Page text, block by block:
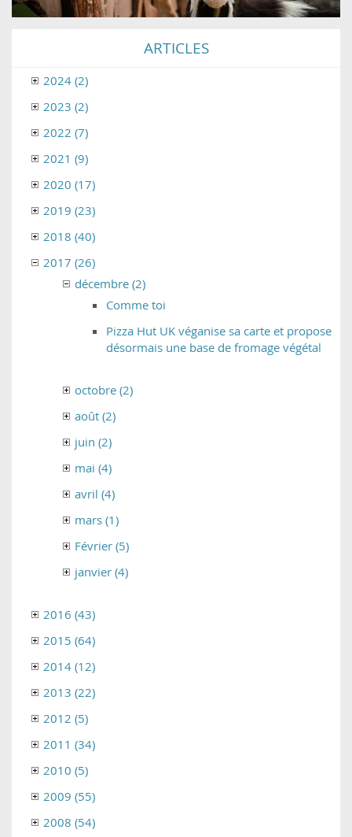
ARTICLES
2024 (2)
2023 (2)
2022 (7)
2021 (9)
2020 (17)
2019 (23)
2018 (40)
2017 (26)
décembre (2)
Comme toi
Pizza Hut UK véganise sa carte et propose
désormais une base de fromage végétal
octobre (2)
août (2)
juin (2)
mai (4)
avril (4)
mars (1)
Février (5)
janvier (4)
2016 (43)
2015 (64)
2014 (12)
2013 (22)
2012 (5)
2011 (34)
2010 (5)
2009 (55)
2008 (54)